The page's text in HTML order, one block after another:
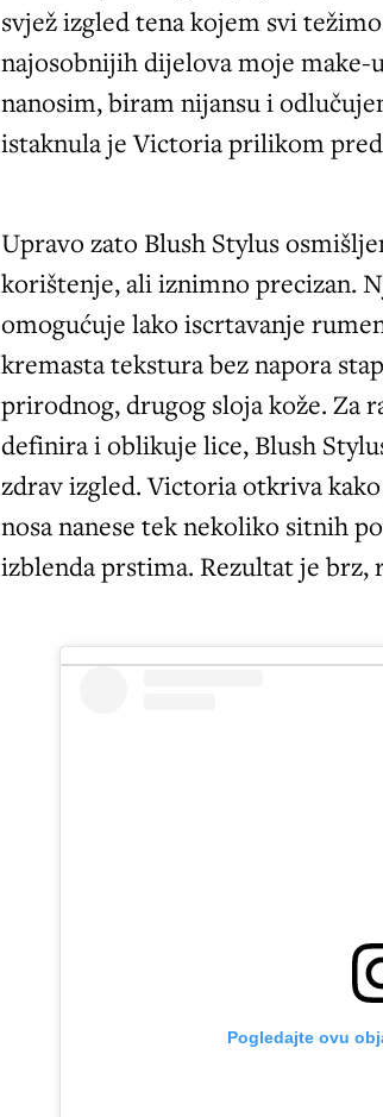
svjež izgled tena kojem svi
najosobnijih dijelova moje
nanosim, biram nijansu i
istaknula je Victoria prilikom
Upravo zato Blush Stylus
korištenje, ali iznimno precizan.
omogućuje lako iscrtavanje
kremasta tekstura bez napora
prirodnog, drugog sloja kože. Za
definira i oblikuje lice, Blush
zdrav izgled. Victoria otkriva
nosa nanese tek nekoliko sitnih
izblenda prstima. Rezultat je
Pogledajte ovu